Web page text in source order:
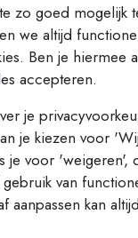
U kunt lid
Ook al
en dag,
Dan
Wie zich
Die hoort
U weet
houden?
zo goed mogelijk
we altijd
Ben je hiermee
accepteren.
je
je kiezen voor
je voor 'weigeren',
van
aanpassen kan